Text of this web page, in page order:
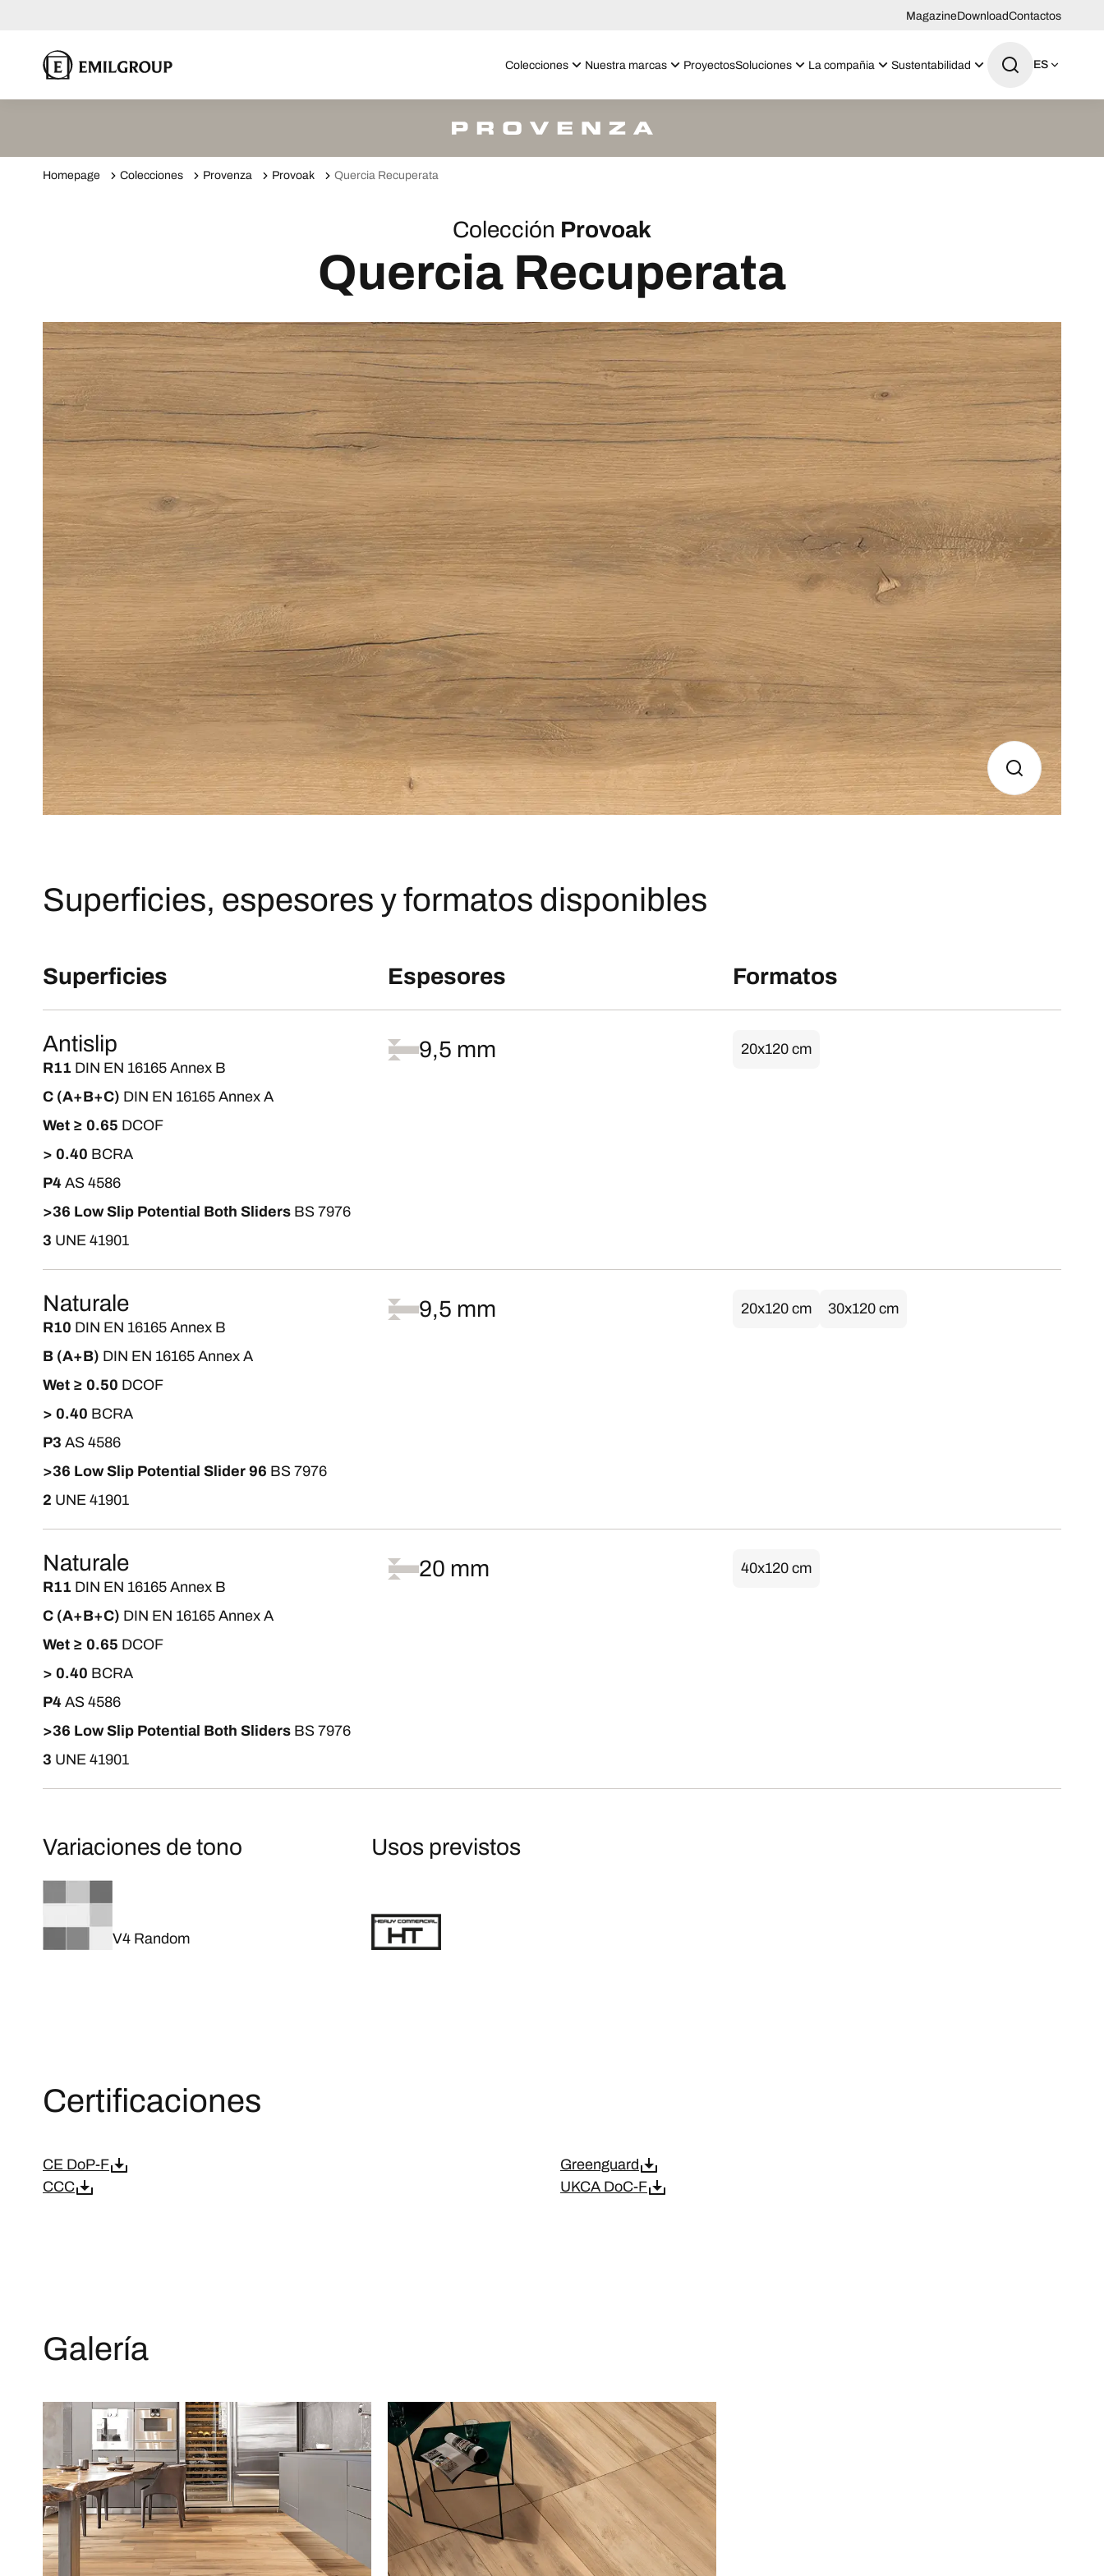
MagazineDownloadContactos
Colecciones Nuestra marcas ProyectosSoluciones La compañia Sustentabilidad ES
Homepage Colecciones Provenza Provoak Quercia Recuperata
Colección Provoak
Quercia Recuperata
Superficies, espesores y formatos disponibles
Superficies Espesores Formatos
Antislip
R11 DIN EN 16165 Annex B
C (A+B+C) DIN EN 16165 Annex A
Wet ≥ 0.65 DCOF
> 0.40 BCRA
P4 AS 4586
>36 Low Slip Potential Both Sliders BS 7976
3 UNE 41901
9,5 mm 20x120 cm
Naturale
R10 DIN EN 16165 Annex B
B (A+B) DIN EN 16165 Annex A
Wet ≥ 0.50 DCOF
> 0.40 BCRA
P3 AS 4586
>36 Low Slip Potential Slider 96 BS 7976
2 UNE 41901
9,5 mm 20x120 cm 30x120 cm
Naturale
R11 DIN EN 16165 Annex B
C (A+B+C) DIN EN 16165 Annex A
Wet ≥ 0.65 DCOF
> 0.40 BCRA
P4 AS 4586
>36 Low Slip Potential Both Sliders BS 7976
3 UNE 41901
20 mm 40x120 cm
Variaciones de tono
V4 Random
Usos previstos
Certificaciones
CE DoP-F
Greenguard
CCC
UKCA DoC-F
Galería